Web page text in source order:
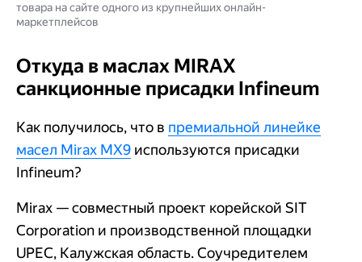
товара на сайте одного из крупнейших онлайн-
маркетплейсов
Откуда в маслах MIRAX
санкционные присадки Infineum
Как получилось, что в премиальной линейке
масел Mirax MX9 используются присадки
Infineum?
Mirax — совместный проект корейской SIT
Corporation и производственной площадки
UPEC, Калужская область. Соучредителем